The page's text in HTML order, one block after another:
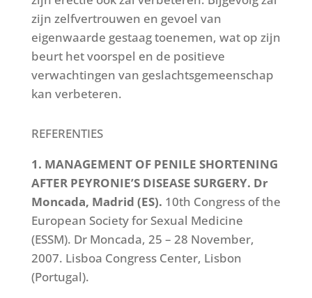
zijn zelfvertrouwen en gevoel van
eigenwaarde gestaag toenemen, wat op zijn
beurt het voorspel en de positieve
verwachtingen van geslachtsgemeenschap
kan verbeteren.
REFERENTIES
1. MANAGEMENT OF PENILE SHORTENING
AFTER PEYRONIE’S DISEASE SURGERY. Dr
Moncada, Madrid (ES). 10th Congress of the
European Society for Sexual Medicine
(ESSM). Dr Moncada, 25 – 28 November,
2007. Lisboa Congress Center, Lisbon
(Portugal).